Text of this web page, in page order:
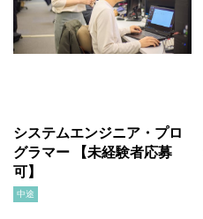
システムエンジニア・プロ
グラマー 【未経験者応募
可】
中途